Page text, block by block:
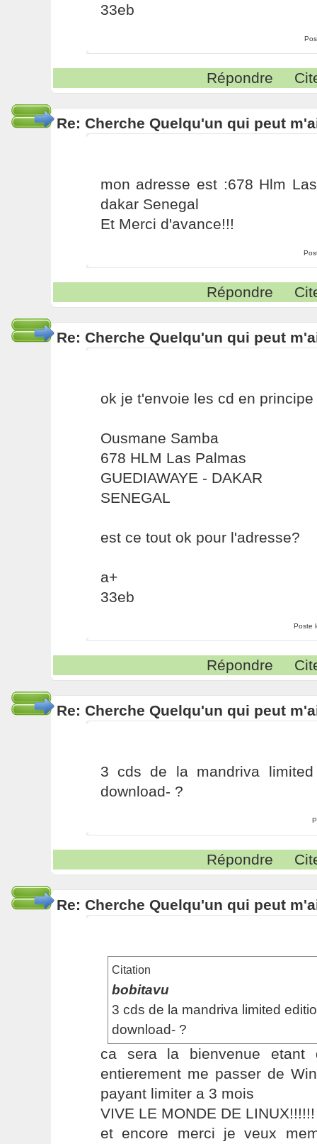
33eb
Répondre
Re: Cherche Quelqu'un qui peut
mon adresse est :678 Hlm
dakar Senegal
Et Merci d'avance!!!
Répondre
Re: Cherche Quelqu'un qui peut
ok je t'envoie les cd en
Ousmane Samba
678 HLM Las Palmas
GUEDIAWAYE - DAKAR
SENEGAL
est ce tout ok pour l'adresse?
a+
33eb
Poste
Répondre
Re: Cherche Quelqu'un qui peut
3 cds de la mandriva limited
download- ?
Répondre
Re: Cherche Quelqu'un qui peut
Citation
bobitavu
3 cds de la mandriva limited
download- ?
ca sera la bienvenue etant
entierement me passer de
payant limiter a 3 mois
VIVE LE MONDE DE LINUX!!!!!!
et encore merci je veux